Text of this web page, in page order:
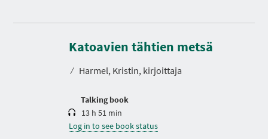
Katoavien tähtien metsä
⁄ Harmel, Kristin, kirjoittaja
Talking book
D
r
a
i
13 h 51 min
Log in to see book status